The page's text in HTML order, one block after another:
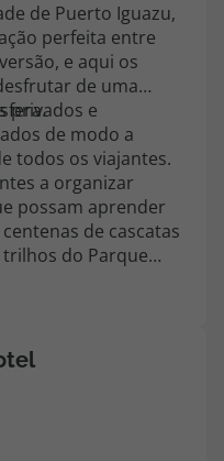
fixa nacional.
a preocupação de estar
e total facilidade
seu dispor o nosso call
às 20:00 e Sábado
de Puerto Iguazu,
perfeita entre
e aqui os
de uma
privados e
de modo a
todos os viajantes.
a organizar
possam aprender
de cascatas
do Parque